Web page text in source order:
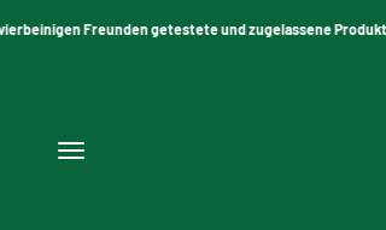
Freunden getestete und zugelassene Produkte
Navigationsmenü öffnen